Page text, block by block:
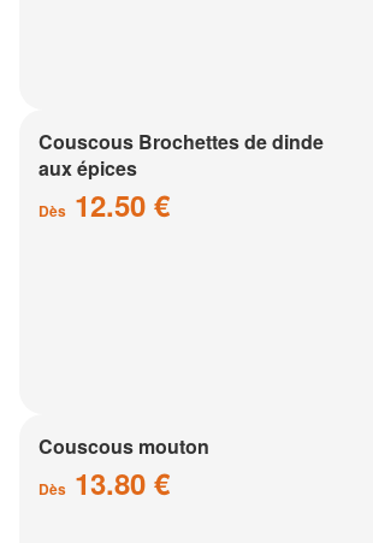
Couscous Brochettes de dinde
aux épices
Dès 12.50 €
Couscous mouton
Dès 13.80 €